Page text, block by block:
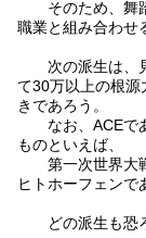
そのため、舞踏
職業と組み合わせ
次の派生は、見
て30万以上の根源
きであろう。
なお、ACEであ
ものといえば、
第一次世界大戦
ヒトホーフェンで
どの派生も恐ろ